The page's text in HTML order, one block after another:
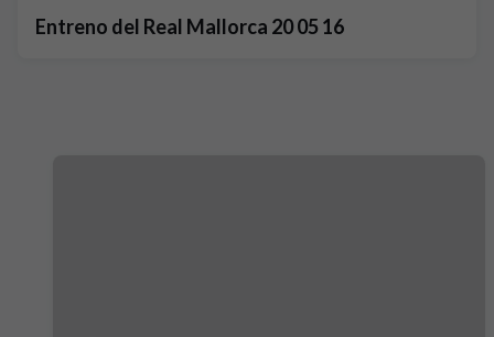
Entreno del Real Mallorca 20 05 16